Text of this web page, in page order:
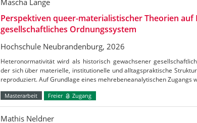
Perspektiven queer-materialistischer Theorien
gesellschaftliches Ordnungssystem
Hochschule Neubrandenburg, 2026
Heteronormativität wird als historisch gewachsener
der sich über materielle, institutionelle und alltagspraktische
reproduziert. Auf Grundlage eines mehrebeneanalytischen Zugangs
Masterarbeit Freier Zugang
Mathis Neldner